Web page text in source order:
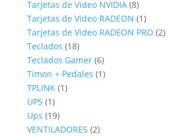
productos
Tarjetas de Video NVIDIA 88
productos
Tarjetas de Video RADEON 11
producto
Tarjetas de Video RADEON PRO 22
Teclados 1818
productos
Teclados Gamer 66
productos
Timon + Pedales 11
TPLINK 11
UPS 11
producto
Ups 1919
productos
VENTILADORES 22